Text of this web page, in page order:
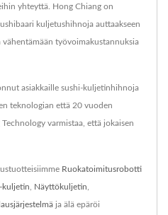
yhteyttä. Hong Chiang on
kuljetushihnoja auttaakseen
työvoimakustannuksia
asiakkaille sushi-kuljetinhihnoja
teknologian että 20 vuoden
varmistaa, että jokaisen
Ruokatoimitusrobotti
kuljetin Näyttökuljetin
ja älä epäröi